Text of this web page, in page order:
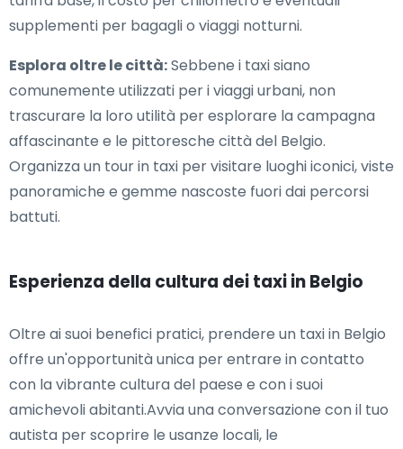
supplementi per bagagli o viaggi notturni.
Esplora oltre le città:Sebbene i taxi siano
comunemente utilizzati per i viaggi urbani, non
trascurare la loro utilità per esplorare la campagna
affascinante e le pittoresche città del Belgio.
Organizza un tour in taxi per visitare luoghi iconici, viste
panoramiche e gemme nascoste fuori dai percorsi
battuti.
Esperienza della cultura dei taxi in Belgio
Oltre ai suoi benefici pratici, prendere un taxi in Belgio
offre un'opportunità unica per entrare in contatto
con la vibrante cultura del paese e con i suoi
amichevoli abitanti.Avvia una conversazione con il tuo
autista per scoprire le usanze locali, le